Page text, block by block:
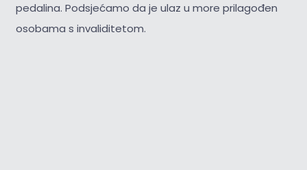
pedalina. Podsjećamo da je ulaz u more prilagođen
osobama s invaliditetom.